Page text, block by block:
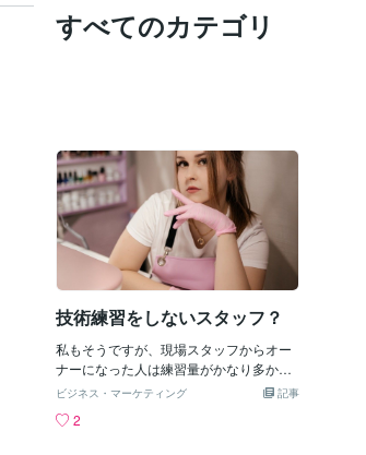
すべてのカテゴリ
技術練習をしないスタッフ？
私もそうですが、現場スタッフからオー
ナーになった人は練習量がかなり多かっ
たと思います。技術を勉強して練習し、
で身についたものは簡単に積み上がるも
記事
ビジネス・マーケティング
2